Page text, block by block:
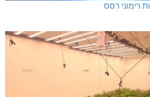
רימוני רסס